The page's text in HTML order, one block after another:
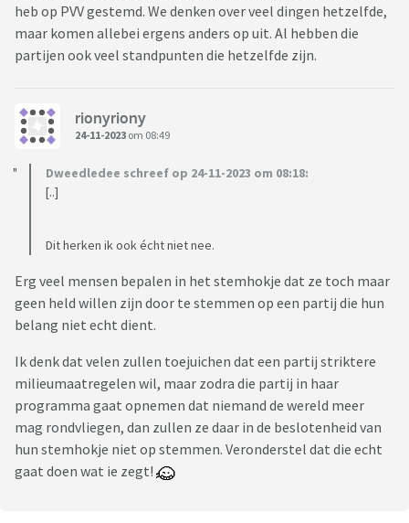
heb op PVV gestemd. We denken over veel dingen hetzelfde,
maar komen allebei ergens anders op uit. Al hebben die
partijen ook veel standpunten die hetzelfde zijn.
rionyriony
24-11-2023 om 08:49
Dweedledee schreef op 24-11-2023 om 08:18:
[..]
Dit herken ik ook écht niet nee.
Erg veel mensen bepalen in het stemhokje dat ze toch maar
geen held willen zijn door te stemmen op een partij die hun
belang niet echt dient.
Ik denk dat velen zullen toejuichen dat een partij striktere
milieumaatregelen wil, maar zodra die partij in haar
programma gaat opnemen dat niemand de wereld meer
mag rondvliegen, dan zullen ze daar in de beslotenheid van
hun stemhokje niet op stemmen. Veronderstel dat die echt
gaat doen wat ie zegt!